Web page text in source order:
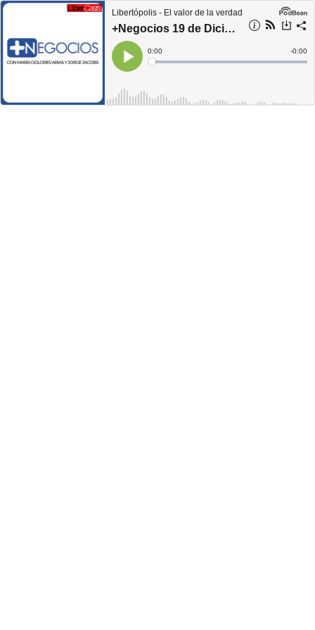
Libertópolis - El valor de la verdad
+Negocios 19 de Diciembre 2018 - Superación personal
Play
Current
Time
0:00
Loaded:
Time
-0:00